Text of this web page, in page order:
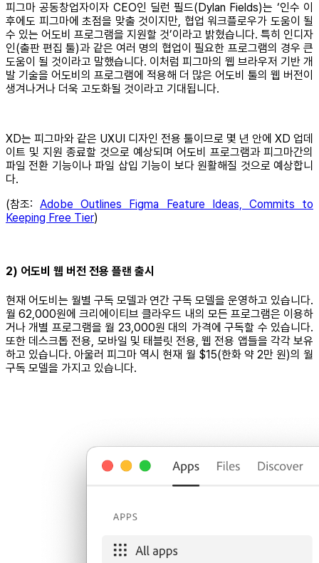
피그마 공동창업자이자 CEO인 딜런 필드(Dylan Fields)는 ‘인수 이
후에도 피그마에 초점을 맞출 것이지만, 협업 워크플로우가 도움이 될
수 있는 어도비 프로그램을 지원할 것’이라고 밝혔습니다. 특히 인디자
인(출판 편집 툴)과 같은 여러 명의 협업이 필요한 프로그램의 경우 큰
도움이 될 것이라고 말했습니다. 이처럼 피그마의 웹 브라우저 기반 개
발 기술을 어도비의 프로그램에 적용해 더 많은 어도비 툴의 웹 버전이
생겨나거나 더욱 고도화될 것이라고 기대됩니다.
XD는 피그마와 같은 UXUI 디자인 전용 툴이므로 몇 년 안에 XD 업데
이트 및 지원 종료할 것으로 예상되며 어도비 프로그램과 피그마간의
파일 전환 기능이나 파일 삽입 기능이 보다 원활해질 것으로 예상합니
다.
(참조:Adobe Outlines Figma Feature Ideas, Commits to
Keeping Free Tier)
2) 어도비 웹 버전 전용 플랜 출시
현재 어도비는 월별 구독 모델과 연간 구독 모델을 운영하고 있습니다.
월 62,000원에 크리에이티브 클라우드 내의 모든 프로그램은 이용하
거나 개별 프로그램을 월 23,000원 대의 가격에 구독할 수 있습니다.
또한 데스크톱 전용, 모바일 및 태블릿 전용, 웹 전용 앱들을 각각 보유
하고 있습니다. 아울러 피그마 역시 현재 월 $15(한화 약 2만 원)의 월
구독 모델을 가지고 있습니다.